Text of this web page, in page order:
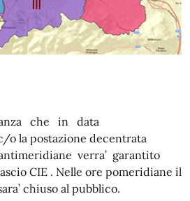
che in data
la postazione decentrata
verra’ garantito
CIE . Nelle ore pomeridiane il
chiuso al pubblico.